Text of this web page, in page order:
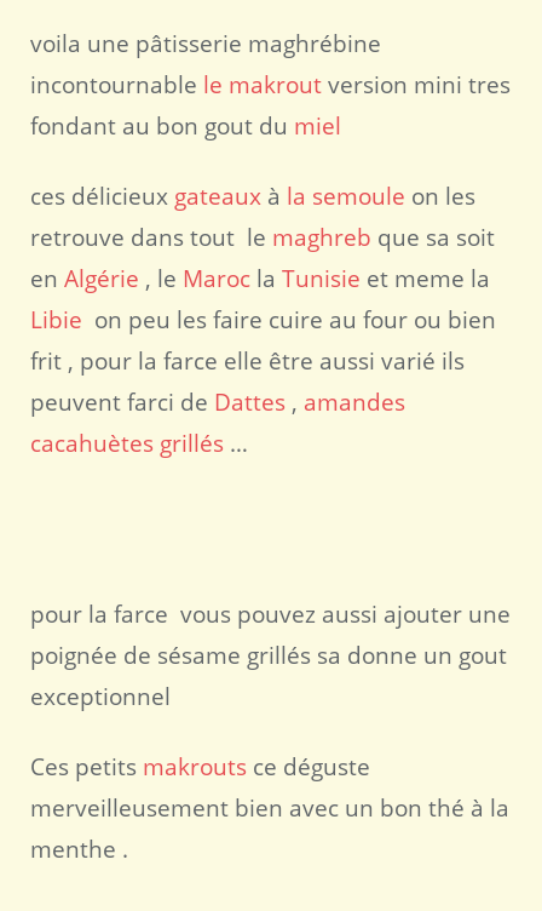
voila une pâtisserie maghrébine
incontournable le makrout version mini tres
fondant au bon gout du miel
ces délicieux gateaux à la semoule on les
retrouve dans tout le maghreb que sa soit
en Algérie , le Maroc la Tunisie et meme la
Libie on peu les faire cuire au four ou bien
frit , pour la farce elle être aussi varié ils
peuvent farci de Dattes , amandes
cacahuètes grillés …
pour la farce vous pouvez aussi ajouter une
poignée de sésame grillés sa donne un gout
exceptionnel
Ces petits makrouts ce déguste
merveilleusement bien avec un bon thé à la
menthe .